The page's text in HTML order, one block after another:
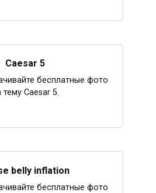
Caesar 5
бесплатные фото
тему Caesar 5.
belly inflation
бесплатные фото